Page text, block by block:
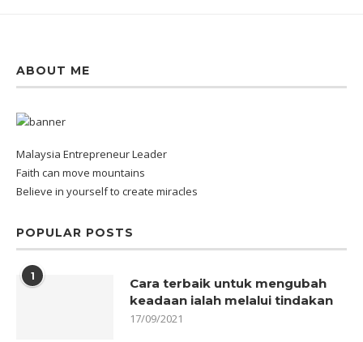
ABOUT ME
Malaysia Entrepreneur Leader
Faith can move mountains
Believe in yourself to create miracles
POPULAR POSTS
1
Cara terbaik untuk mengubah
keadaan ialah melalui tindakan
17/09/2021